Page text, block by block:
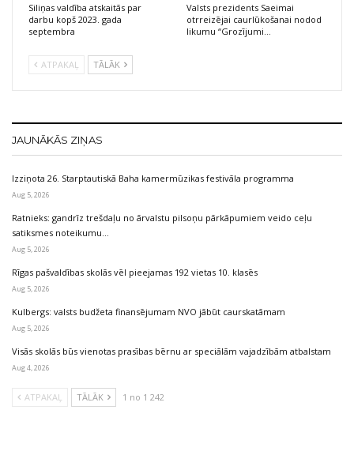
Siliņas valdība atskaitās par
darbu kopš 2023. gada
septembra
Valsts prezidents Saeimai
otrreizējai caurlūkošanai nodod
likumu “Grozījumi…
ATPAKAĻ TĀLĀK
JAUNĀKĀS ZIŅAS
Izziņota 26. Starptautiskā Baha kamermūzikas festivāla programma
Aug 5, 2026
Ratnieks: gandrīz trešdaļu no ārvalstu pilsoņu pārkāpumiem veido ceļu
satiksmes noteikumu…
Aug 5, 2026
Rīgas pašvaldības skolās vēl pieejamas 192 vietas 10. klasēs
Aug 5, 2026
Kulbergs: valsts budžeta finansējumam NVO jābūt caurskatāmam
Aug 5, 2026
Visās skolās būs vienotas prasības bērnu ar speciālām vajadzībām atbalstam
Aug 4, 2026
ATPAKAĻ TĀLĀK 1 no 1 242